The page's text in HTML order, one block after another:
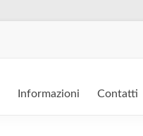
Informazioni Contatti